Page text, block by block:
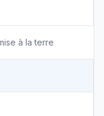
à la terre